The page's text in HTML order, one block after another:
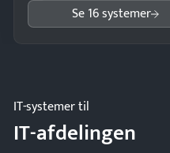
Se 16 systemer
IT-systemer til
IT-afdelingen